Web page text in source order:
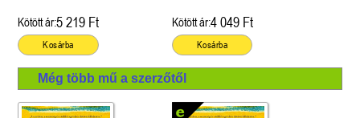
Kötött ár:5 219 Ft
Kosárba
Kötött ár:4 049 Ft
Kosárba
Még több mű a szerzőtől